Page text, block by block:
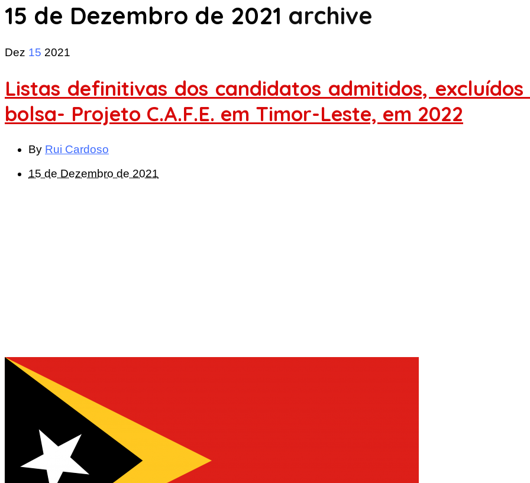
15 de Dezembro de 2021 archive
Dez 15 2021
Listas definitivas dos candidatos admitidos,
bolsa- Projeto C.A.F.E. em Timor-Leste, em 2022
By Rui Cardoso
15 de Dezembro de 2021